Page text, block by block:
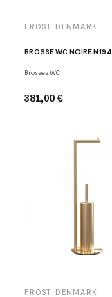
FROST DENMARK
BROSSE WC NOIRE
Brosses WC
381,00 €
FROST DENMARK